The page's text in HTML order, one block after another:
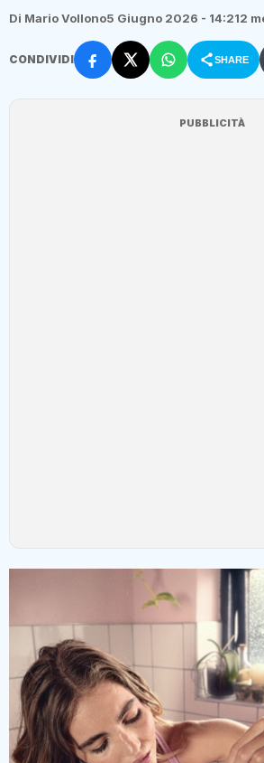
Di Mario Vollono5 Giugno 2026 - 14:212
CONDIVIDI SHARE
PUBBLICITÀ